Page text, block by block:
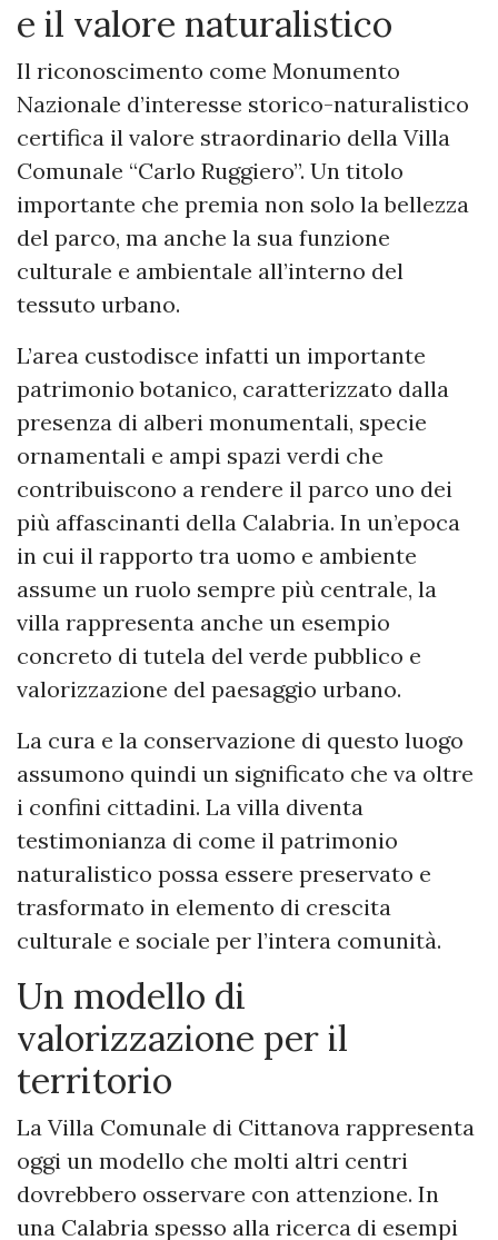
e il valore naturalistico
Il riconoscimento come Monumento
Nazionale d’interesse storico-naturalistico
certifica il valore straordinario della Villa
Comunale “Carlo Ruggiero”. Un titolo
importante che premia non solo la bellezza
del parco, ma anche la sua funzione
culturale e ambientale all’interno del
tessuto urbano.
L’area custodisce infatti un importante
patrimonio botanico, caratterizzato dalla
presenza di alberi monumentali, specie
ornamentali e ampi spazi verdi che
contribuiscono a rendere il parco uno dei
più affascinanti della Calabria. In un’epoca
in cui il rapporto tra uomo e ambiente
assume un ruolo sempre più centrale, la
villa rappresenta anche un esempio
concreto di tutela del verde pubblico e
valorizzazione del paesaggio urbano.
La cura e la conservazione di questo luogo
assumono quindi un significato che va oltre
i confini cittadini. La villa diventa
testimonianza di come il patrimonio
naturalistico possa essere preservato e
trasformato in elemento di crescita
culturale e sociale per l’intera comunità.
Un modello di
valorizzazione per il
territorio
La Villa Comunale di Cittanova rappresenta
oggi un modello che molti altri centri
dovrebbero osservare con attenzione. In
una Calabria spesso alla ricerca di esempi